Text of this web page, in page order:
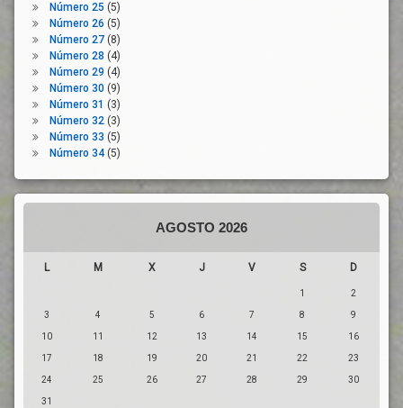
Seguridad
Alimentaria
Servicios
Publicos
Sostenibilidad
Trabajo
Con
Derechos
Unión
Número 25 (5)
Número 26 (5)
Número 27(8)
Número 28 (4)
Número 29 (4)
Número 30(9)
Número 31 (3)
Número 32(3)
Número 33 (5)
Número 34(5)
AGOSTO 2026
L M X J V S D
1 2
3 4 5 6 7 8 9
10 11 12 13 14 15 16
17 18 19 20 21 22 23
24 25 26 27 28 29 30
31